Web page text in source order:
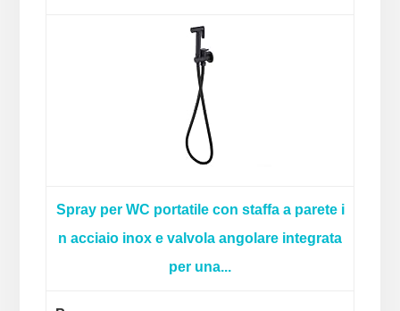
Spray per WC portatile con staffa a parete i
n acciaio inox e valvola angolare integrata
per una...